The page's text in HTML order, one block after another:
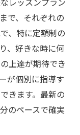
で、それぞれの
、特に定額制の
、好きな時に何
上達が期待でき
が個別に指導す
きます。最新の
のペースで確実